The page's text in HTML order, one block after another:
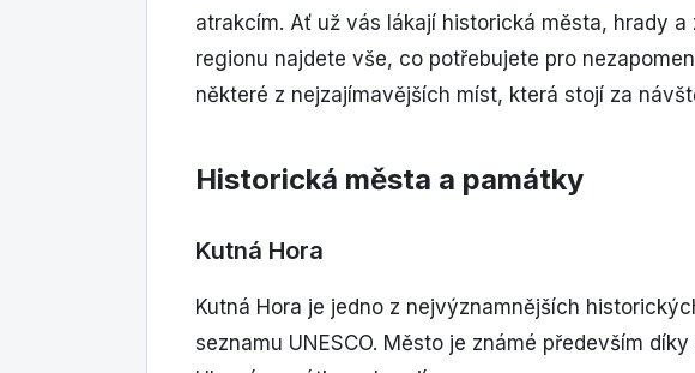
atrakcím. Ať už vás lákají historická města, hrady
regionu najdete vše, co potřebujete pro
některé z nejzajímavějších míst, která stojí za
Historická města a památky
Kutná Hora
Kutná Hora je jedno z nejvýznamnějších
seznamu UNESCO. Město je známé především